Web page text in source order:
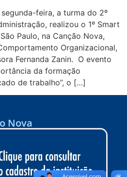
feira, a turma do 2º
realizou o 1º Smart
Paulo, na Canção Nova,
Organizacional,
Fernanda Zanin. O evento
da formação
de trabalho”, o […]
Nova